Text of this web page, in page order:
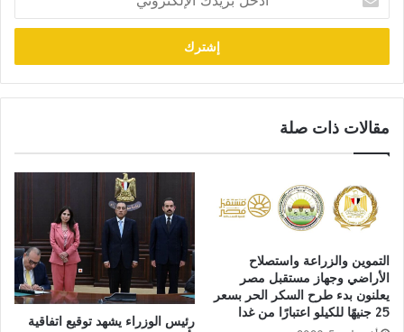
بريدك
الإلكتروني
مقالات ذات صلة
التموين والزراعة واستصلاح
الأراضي وجهاز مستقبل مصر
يعلنون بدء طرح السكر الحر بسعر
25 جنيهًا للكيلو اعتبارًا من غدا
رئيس الوزراء يشهد توقيع اتفاقية